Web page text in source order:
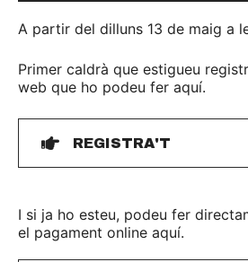
A partir del dilluns 13 de maig a
Primer caldrà que estigueu
web que ho podeu fer aquí.
REGISTRA'T
I si ja ho esteu, podeu fer
el pagament online aquí.